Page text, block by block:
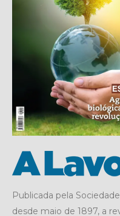
Publicada pela
desde maio de 1897, a